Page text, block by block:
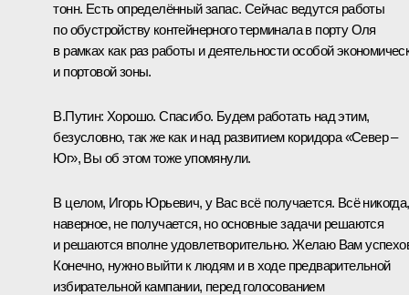
тонн. Есть определённый запас. Сейчас ведутся работы
по обустройству контейнерного терминала в порту Оля
в рамках как раз работы и деятельности особой
и портовой зоны.
В.Путин: Хорошо. Спасибо. Будем работать над этим,
безусловно, так же как и над развитием коридора «Север –
Юг», Вы об этом тоже упомянули.
В целом, Игорь Юрьевич, у Вас всё получается. Всё никогда,
наверное, не получается, но основные задачи решаются
и решаются вполне удовлетворительно. Желаю Вам
Конечно, нужно выйти к людям и в ходе предварительной
избирательной кампании, перед голосованием